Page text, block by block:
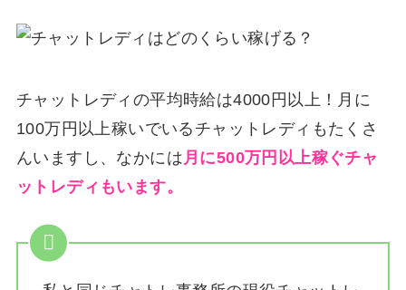
チャットレディの平均時給は4000円以上！月に
100万円以上稼いでいるチャットレディもたくさ
んいますし、なかには 月に500万円以上稼ぐチャ
ットレディもいます。